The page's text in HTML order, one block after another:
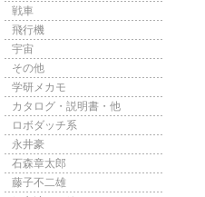
戦車
飛行機
宇宙
その他
学研メカモ
カタログ・説明書・他
ロボダッチ系
永井豪
石森章太郎
藤子不二雄